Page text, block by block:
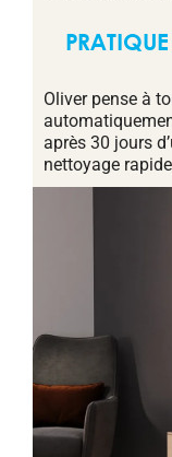
Oliver pense à
après 30 jours
nettoyage